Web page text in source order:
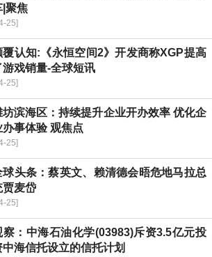
|聚焦
25]
覆认知:《永恒空间2》开发商称XGP提高
游戏销量-全球短讯
25]
坊滨海区：持续提升企业开办效率 优化企
办事体验 观焦点
25]
球头条：蔡英文、赖清德会晤危地马拉总
贾麦岱
25]
察：中海石油化学(03983)斥资3.5亿元投
中海信托设立的信托计划